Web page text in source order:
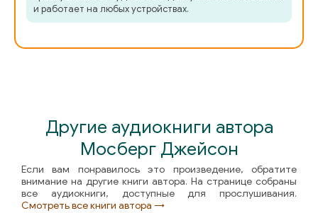
56 - 55 Джоди
61 - 60 Джоди
62 - 61 Рената
63 - 62 Джоди
и работает на любых устройствах.
Другие аудиокниги автора
Мосберг Джейсон
Если вам понравилось это произведение, обратите
внимание на другие книги автора. На странице собраны
все аудиокниги, доступные для прослушивания.
Смотреть все книги автора →